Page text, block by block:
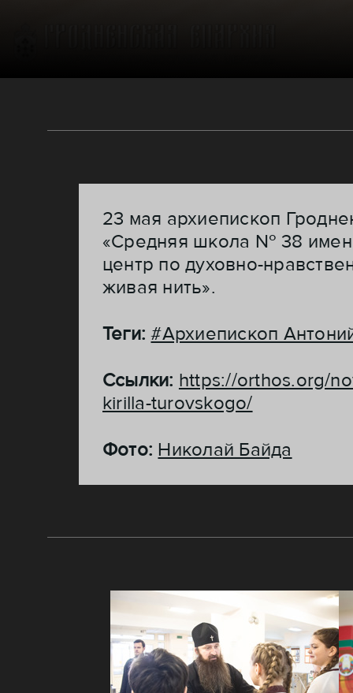
23 мая архиепископ
«Средняя школа № 38
центр по духовно-
живая нить».
Теги:#Архиепископ
Ссылки: https://orthos.org/
kirilla-turovskogo/
Фото: Николай Байда